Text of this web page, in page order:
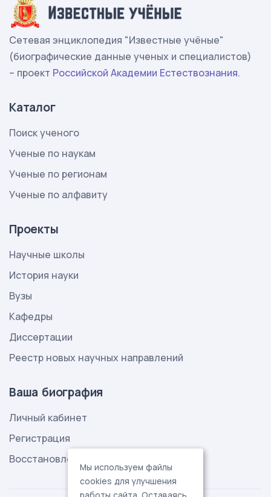
Сетевая энциклопедия "Известные учёные"
(биографические данные ученых и специалистов)
– проект Российской Академии Естествознания.
Каталог
Поиск ученого
Ученые по наукам
Ученые по регионам
Ученые по алфавиту
Проекты
Научные школы
История науки
Вузы
Кафедры
Диссертации
Реестр новых научных направлений
Ваша биография
Личный кабинет
Регистрация
Восстановление пароля
Мы используем файлы
cookies для улучшения